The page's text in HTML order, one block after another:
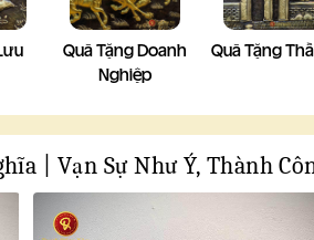
Quà Tặng Doanh
Nghiệp
Quà Tặng
| Vạn Sự Như Ý, Thành